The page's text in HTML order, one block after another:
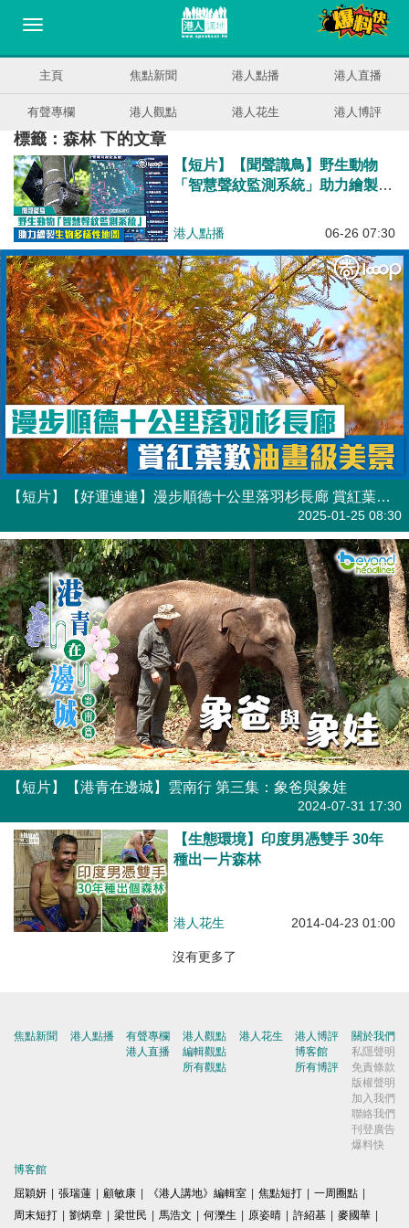
主頁 焦點新聞 港人點播 港人直播
有聲專欄 港人觀點 港人花生 港人博評
標籤：森林 下的文章
【短片】【聞聲識鳥】野生動物
「智慧聲紋監測系統」助力繪製生
港人點播 06-26 07:30
【短片】【好運連連】漫步順德十公里落羽杉長廊 賞紅葉歎油畫級美景
2025-01-25 08:30
【短片】【港青在邊城】雲南行 第三集：象爸與象娃
2024-07-31 17:30
【生態環境】印度男憑雙手 30年
種出一片森林
港人花生 2014-04-23 01:00
沒有更多了
焦點新聞 港人點播
有聲專欄
港人直播
港人觀點
編輯觀點
所有觀點
港人花生
港人博評
博客館
所有博評
關於我們
私隱聲明
免責條款
版權聲明
加入我們
聯絡我們
刊登廣告
爆料快
博客館
屈穎妍
張瑞蓮 顧敏康 《港人講地》編輯室 焦點短打 一周圈點
周末短打
劉炳章 梁世民 馬浩文 何濼生 原姿晴 許紹基 麥國華